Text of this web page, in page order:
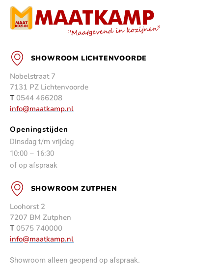
SHOWROOM LICHTENVOORDE
Nobelstraat 7
7131 PZ Lichtenvoorde
T 0544 466208
info@maatkamp.nl
Openingstijden
Dinsdag t/m vrijdag
10:00 – 16:30
of op afspraak
SHOWROOM ZUTPHEN
Loohorst 2
7207 BM Zutphen
T 0575 740000
info@maatkamp.nl
Showroom alleen geopend op afspraak.